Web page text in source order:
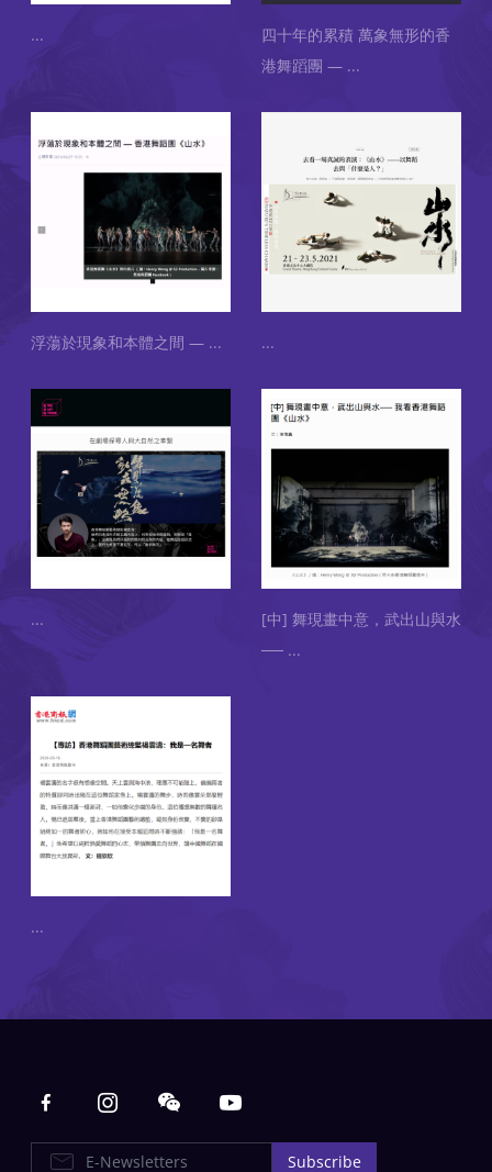
...
四十年的累積 萬象無形的香
港舞蹈團 — ...
浮蕩於現象和本體之間 — ... ...
...
[中] 舞現畫中意，武出山與水
── ...
...
Main navigation
E-Newsletters Subscribe